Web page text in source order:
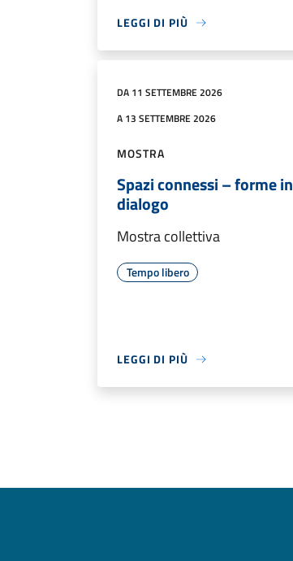
LEGGI DI PIÙ
DA 11 SETTEMBRE 2026
A 13 SETTEMBRE 2026
MOSTRA
Spazi connessi – forme in
dialogo
Mostra collettiva
Tempo libero
LEGGI DI PIÙ